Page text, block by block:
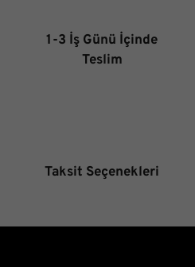
1-3 İş Günü İçinde
Teslim
Taksit Seçenekleri